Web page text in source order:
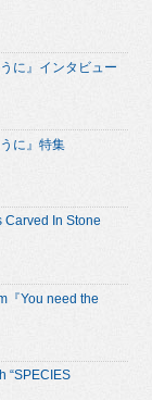
に』インタビュー
に』特集
Carved In Stone
『You need the
“SPECIES